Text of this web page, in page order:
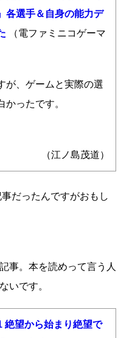
各選手＆自身の能力デ
（電ファミニコゲーマ
が、ゲームと実際の選
ったです。
（江ノ島茂道）
だったんですがおもし
事。本を読めって言う人
いです。
絶望から始まり絶望で